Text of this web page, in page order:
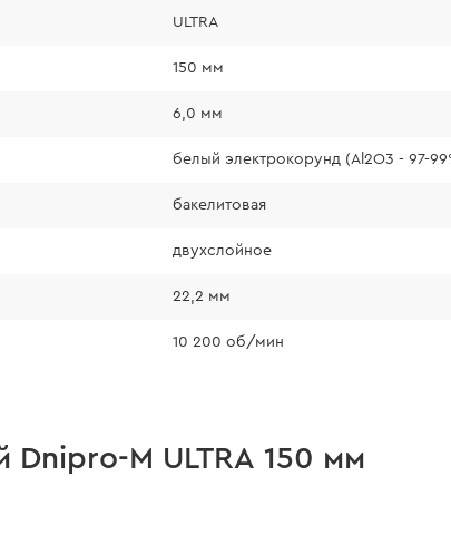
ULTRA
150 мм
6,0 мм
белый электрокорунд (Al2O3 - 97-
бакелитовая
двухслойное
22,2 мм
10 200 об/мин
M ULTRA 150 мм